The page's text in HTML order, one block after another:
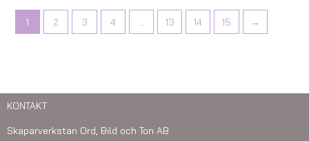
1 2 3 4 13 14 15 →
KONTAKT
Skaparverkstan Ord, Bild och Ton AB